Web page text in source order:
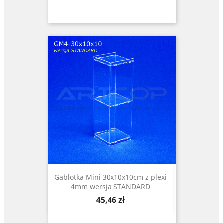
Gablotka Mini 30x10x10cm z plexi
4mm wersja STANDARD
Cena
45,46 zł